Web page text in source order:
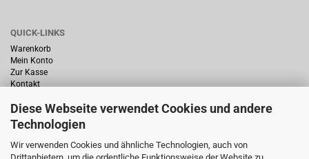
Diese Webseite verwendet Cookies und andere
Technologien
Wir verwenden Cookies und ähnliche Technologien, auch von
QUICK-LINKS
Warenkorb
Mein Konto
Zur Kasse
Kontakt